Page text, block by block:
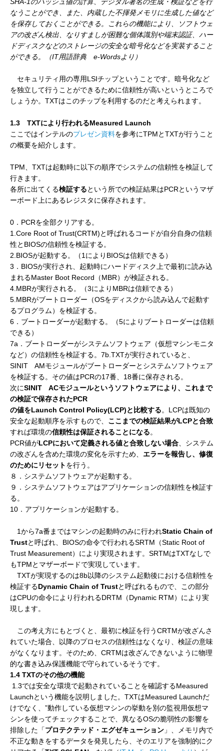
なうことができ、また、内蔵した不揮発メモリに生成した値など
を保存しておくことができる。これらの機能により、ソフトウェ
アの改ざん検出、なりすましが困難な個体識別や端末認証、ハー
ドディスクなどのストレージの安全な暗号化などを実装すること
ができる。（IT用語辞典 e-Wordsより）
セキュリティ用の専用LSIチップということです。暗号化など
を独立して行うことができるために信頼性が高いというところで
しょうか。TXTはこのチップを利用するのだと考えられます。
1.3 TXTにより行われるMeasured Launch
ここではインテルのプレゼン資料を参考にTPMとTXTが行うこと
の概要を紹介します。
TPM、TXTは起動時に以下の順序でシステムの信頼性を検証して
行きます。
各所に出てくる検証するという所での検証結果はPCRというマザ
ーボード上にあるレジスタに保存されます。
0．PCRを全部クリアする。
1.Core Root of Trust(CRTM)と呼ばれるコードが自分自身の信頼
性とBIOSの信頼性を検証する。
2.BIOSが起動する。（1によりBIOSは信頼できる）
3．BIOSが実行され、起動時にハードディスク上で最初に読み込
まれるMaster Boot Record（MBR）が検証される。
4.MBRが実行される。（3によりMBRは信頼できる）
5.MBRがブートローダー（OSをディスクから読み込んで起動す
るプログラム）を検証する。
6．ブートローダーが起動する。（5によりブートローダーは信頼
できる）
7a．ブートローダーがシステムソフトウェア（仮想マシンモニタ
など）の信頼性を検証する。7b.TXTが実行されていると、
SINIT AMモジュールがブートローダーとシステムソフトウェア
を検証する。その値はPCRの17番、18番に保存される。
次にSINIT ACモジュールというソフトウェアにより、これまで
の検証で保存されたPCR
の値をLaunch Control Policy(LCP)と比較する。LCPは既知の
安全な起動順序を示すもので、 ここまでの検証結果がLCPと合致
すれば環境の信頼性は保証されることになる。
PCR値がLCPにおいて定義される値と合致しない場合 、システム
の改ざんを含めた環境の変化を示すため、 エラーを報告し、修復
のためにリセットを行う。
８．システムソフトウェアが起動する。
９．システムソフトウェアはアプリケーションの信頼性を検証す
る。
10．アプリケーションが起動する。
1から7a番まではマシンの起動時のみに行われStatic Chain of
Trustと呼ばれ、BIOSの命令で行われるSRTM（Static Root of
Trust Measurement）により実現されます。SRTMはTXTなしで
もTPMとマザーボードで実現しています。
TXTが実現するのは8b以降のシステム起動後における信頼性を
検証するDynamic Chain of Trustと呼ばれるもので、この部分
はCPUの命令により行われるDRTM（Dynamic RTM）により実
現します。
この考え方にもとづくと、最初に検証を行うCRTMが改ざんさ
れていた場合、以降のプロセスの信頼性はなくなり、検証の意味
がなくなります。そのため、CRTMは改ざんできないように物理
的な書き込み保護機能で守られているそうです。
1.4 TXTのその他の機能
1.3では安全な環境で起動されていることを確認するMeasured
Launchという機能を説明しました。TXTはMeasured Launchだ
けでなく、”動作している仮想マシンの挙動を別の監視用仮想マ
シンを使ってチェックすることで、異なるOSの脆弱性の影響を
排除した「プロテクテッド・エグゼキューション 」、メモリ内で
不正な動きをするデータを発見したら、そのエリアを強制的にク